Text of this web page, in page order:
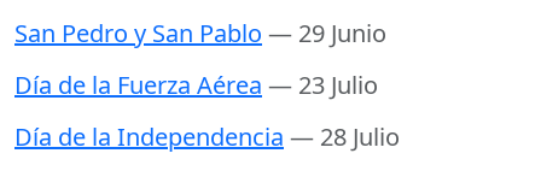
San Pedro y San Pablo — 29 Junio
Día de la Fuerza Aérea — 23 Julio
Día de la Independencia — 28 Julio